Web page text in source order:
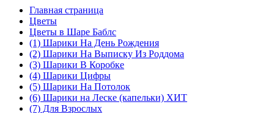
Главная страница
Цветы
Цветы в Шаре Баблс
(1) Шарики На День Рождения
(2) Шарики На Выписку Из Роддома
(3) Шарики В Коробке
(4) Шарики Цифры
(5) Шарики На Потолок
(6) Шарики на Леске (капельки) ХИТ
(7) Для Взрослых